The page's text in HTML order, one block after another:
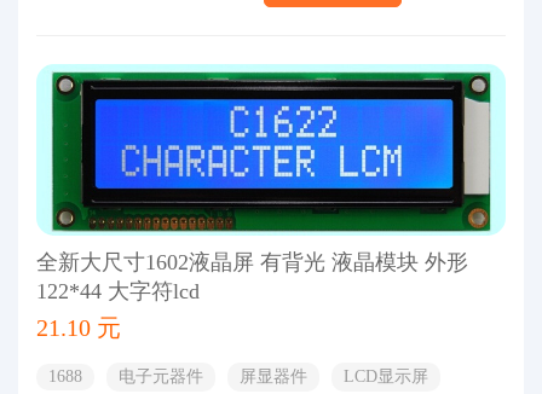
全新大尺寸1602液晶屏 有背光 液晶模块 外形
122*44 大字符lcd
21.10 元
1688 电子元器件 屏显器件
LCD显示屏